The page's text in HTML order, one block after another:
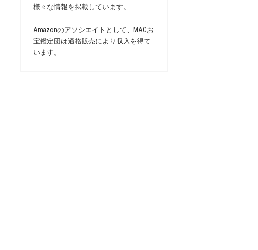
様々な情報を掲載しています。
Amazonのアソシエイトとして、MACお
宝鑑定団は適格販売により収入を得て
います。